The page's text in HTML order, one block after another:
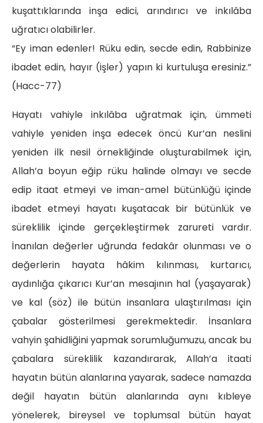
kuşattıklarında inşa edici, arındırıcı ve inkılâba
uğratıcı olabilirler.
“Ey iman edenler! Rüku edin, secde edin, Rabbinize
ibadet edin, hayır (işler) yapın ki kurtuluşa eresiniz.”
(Hacc-77)
Hayatı vahiyle inkılâba uğratmak için, ümmeti
vahiyle yeniden inşa edecek öncü Kur’an neslini
yeniden ilk nesil örnekliğinde oluşturabilmek için,
Allah’a boyun eğip rüku halinde olmayı ve secde
edip itaat etmeyi ve iman-amel bütünlüğü içinde
ibadet etmeyi hayatı kuşatacak bir bütünlük ve
süreklilik içinde gerçekleştirmek zarureti vardır.
İnanılan değerler uğrunda fedakâr olunması ve o
değerlerin hayata hâkim kılınması, kurtarıcı,
aydınlığa çıkarıcı Kur’an mesajının hal (yaşayarak)
ve kal (söz) ile bütün insanlara ulaştırılması için
çabalar gösterilmesi gerekmektedir. İnsanlara
vahyin şahidliğini yapmak sorumluğumuzu, ancak bu
çabalara süreklilik kazandırarak, Allah’a itaati
hayatın bütün alanlarına yayarak, sadece namazda
değil hayatın bütün alanlarında aynı kıbleye
yönelerek, bireysel ve toplumsal bütün hayat